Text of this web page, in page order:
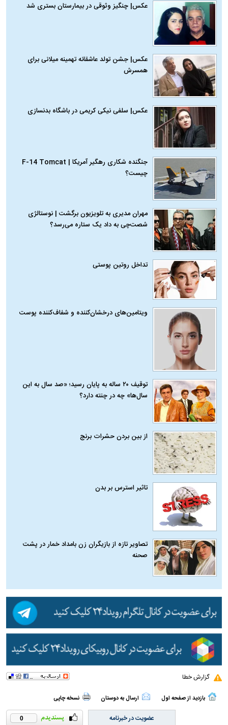
عکس| چنگیز وثوقی در بیمارستان بستری شد
عکس| جشن تولد عاشقانه تهمینه میلانی برای
همسرش
عکس| سلفی نیکی کریمی در باشگاه بدنسازی
جنگنده شکاری رهگیر آمریکا | F-14 Tomcat
چیست؟
مهران مدیری به تلویزیون برگشت | نوستالژی
شصت‌چی به داد یک ستاره می‌رسد؟
تداخل روتین پوستی
ویتامین‌های درخشان‌کننده و شفاف‌کننده پوست
توقیف ۲۰ ساله به پایان رسید؛ «صد سال به این
سال‌ها» چه در چنته دارد؟
از بین بردن حشرات برنج
تاثیر استرس بر بدن
تصاویر تازه از بازیگران زن بامداد خمار در پشت
صحنه
گزارش خطا
بازدید از صفحه اول ارسال به دوستان نسخه چاپی
0 عضویت در خبرنامه